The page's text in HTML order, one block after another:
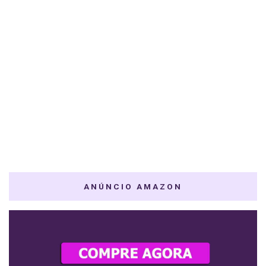
ANÚNCIO AMAZON